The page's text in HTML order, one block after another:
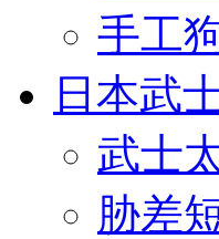
手工
日本武
武士
胁差